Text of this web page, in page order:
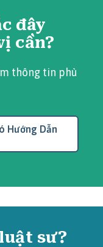
đây
cần?
thông tin phù
Hướng Dẫn
sư?